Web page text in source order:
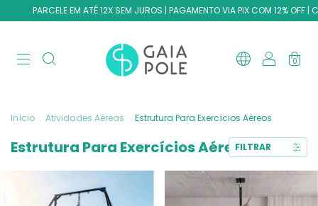
PARCELE EM ATÉ 12X SEM JUROS | PAGAMENTO VIA PIX COM 12% OFF |
0
Início . Atividades Aéreas . Estrutura Para Exercícios Aéreos
Estrutura Para Exercícios AéreosFILTRAR